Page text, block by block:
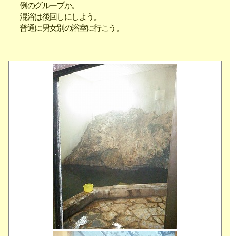
例のグループか。
混浴は後回しにしよう。
普通に男女別の浴室に行こう。